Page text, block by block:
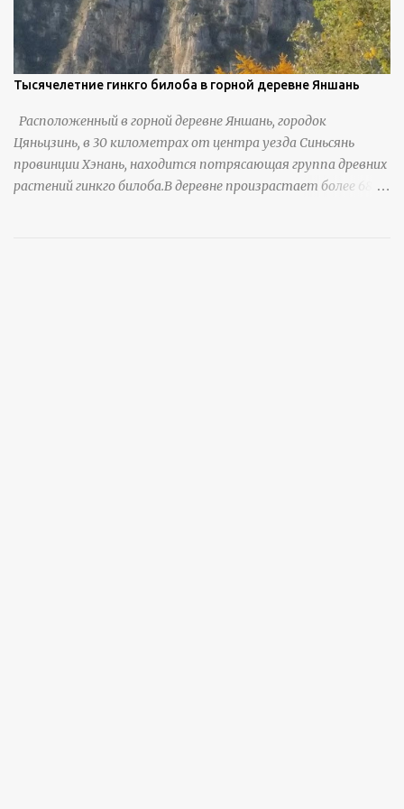
Тысячелетние гинкго билоба в горной деревне Яншань
Расположенный в горной деревне Яншань, городок
Цяньцзинь, в 30 километрах от центра уезда Синьсянь
провинции Хэнань, находится потрясающая группа древних
растений гинкго билоба.В деревне произрастает более 6800